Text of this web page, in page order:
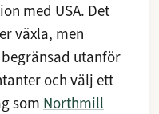
med USA. Det
växla, men
utanför
och välj ett
som Northmill